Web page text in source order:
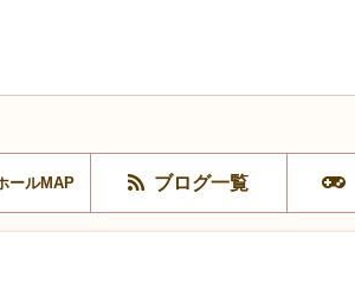
ールMAP ブログ一覧